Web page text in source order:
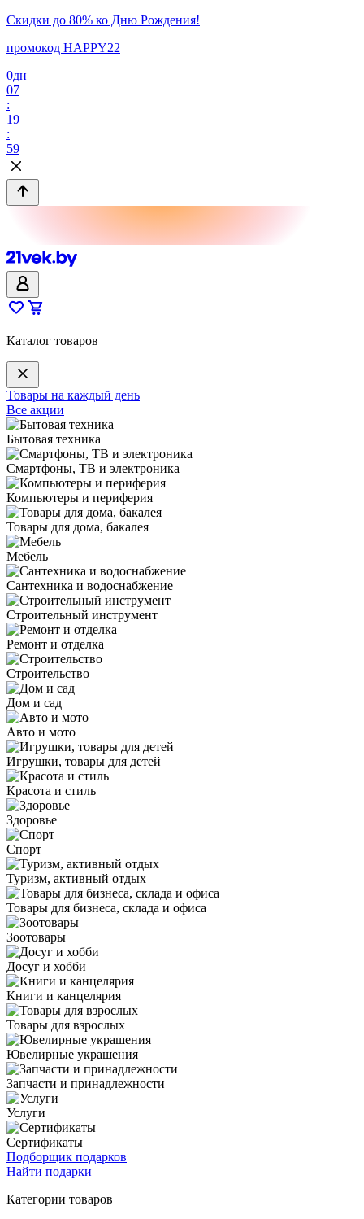
Скидки до 80% ко Дню Рождения!
промокод HAPPY22
0дн
07
:
19
:
59
Каталог товаров
Товары на каждый день
Все акции
Бытовая техника
Смартфоны, ТВ и электроника
Компьютеры и периферия
Товары для дома, бакалея
Мебель
Сантехника и водоснабжение
Строительный инструмент
Ремонт и отделка
Строительство
Дом и сад
Авто и мото
Игрушки, товары для детей
Красота и стиль
Здоровье
Спорт
Туризм, активный отдых
Товары для бизнеса, склада и офиса
Зоотовары
Досуг и хобби
Книги и канцелярия
Товары для взрослых
Ювелирные украшения
Запчасти и принадлежности
Услуги
Сертификаты
Подборщик подарков
Найти подарки
Категории товаров